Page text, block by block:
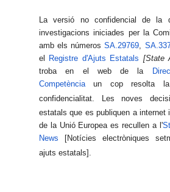
La versió no confidencial de la
investigacions iniciades per la
amb els númerosSA.29769,
el
Registre d'Ajuts Estatals [State
troba en el web de la
Competènciaun cop resolta
confidencialitat.
Lesnoves
estatals que es publiquen a internet
de la Unió Europea es recullen a l'
News [Notícies electròniques
ajuts estatals].